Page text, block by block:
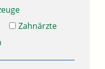
Zahnärzte